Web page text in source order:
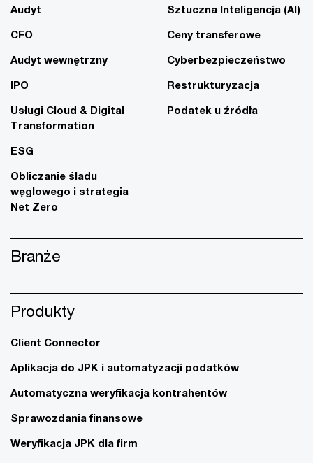
Audyt
CFO
Audyt wewnętrzny
IPO
Usługi Cloud & Digital
Transformation
ESG
Obliczanie śladu
węglowego i strategia
Net Zero
Sztuczna Inteligencja (AI)
Ceny transferowe
Cyberbezpieczeństwo
Restrukturyzacja
Podatek u źródła
Branże
Produkty
Client Connector
Aplikacja do JPK i automatyzacji podatków
Automatyczna weryfikacja kontrahentów
Sprawozdania finansowe
Weryfikacja JPK dla firm